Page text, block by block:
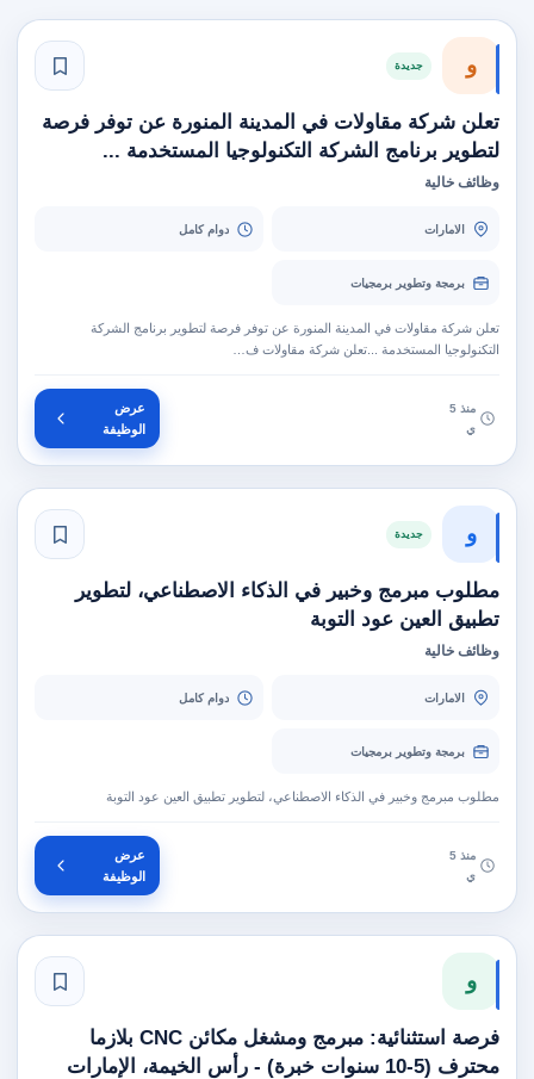
و جديدة
تعلن شركة مقاولات في المدينة المنورة عن توفر فرصة
لتطوير برنامج الشركة التكنولوجيا المستخدمة ...
وظائف خالية
الامارات دوام كامل
برمجة وتطوير برمجيات
تعلن شركة مقاولات في المدينة المنورة عن توفر فرصة لتطوير برنامج الشركة
التكنولوجيا المستخدمة ...تعلن شركة مقاولات ف…
منذ 5
ي
عرض
الوظيفة
و جديدة
مطلوب مبرمج وخبير في الذكاء الاصطناعي، لتطوير
تطبيق العين عود التوبة
وظائف خالية
الامارات دوام كامل
برمجة وتطوير برمجيات
مطلوب مبرمج وخبير في الذكاء الاصطناعي، لتطوير تطبيق العين عود التوبة
منذ 5
ي
عرض
الوظيفة
و
فرصة استثنائية: مبرمج ومشغل مكائن CNC بلازما
محترف (5-10 سنوات خبرة) - رأس الخيمة، الإمارات